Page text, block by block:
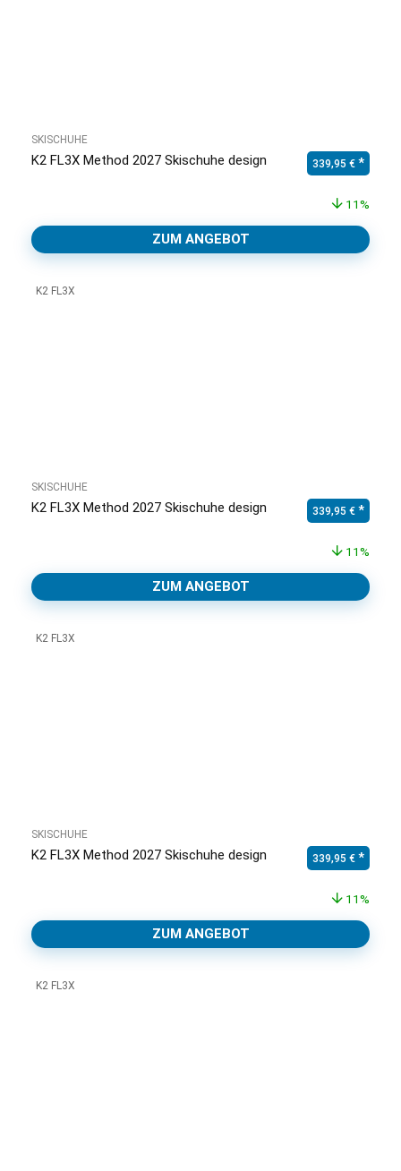
SKISCHUHE
K2 FL3X Method 2027 Skischuhe design Ursprünglicher
339,95 €
11%
ZUM ANGEBOT
K2 FL3X
SKISCHUHE
K2 FL3X Method 2027 Skischuhe design Ursprünglicher
339,95 €
11%
ZUM ANGEBOT
K2 FL3X
SKISCHUHE
K2 FL3X Method 2027 Skischuhe design Ursprünglicher
339,95 €
11%
ZUM ANGEBOT
K2 FL3X